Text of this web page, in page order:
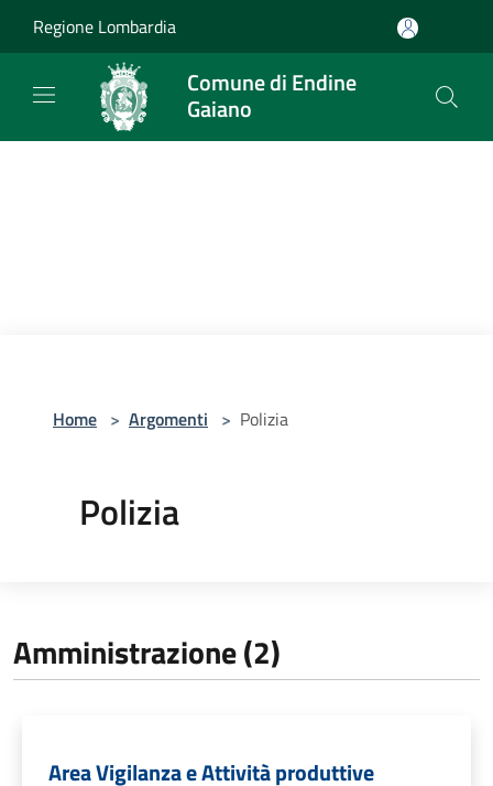
Regione Lombardia
Comune di Endine
Gaiano
Home > Argomenti > Polizia
Polizia
Amministrazione (2)
Area Vigilanza e Attività produttive